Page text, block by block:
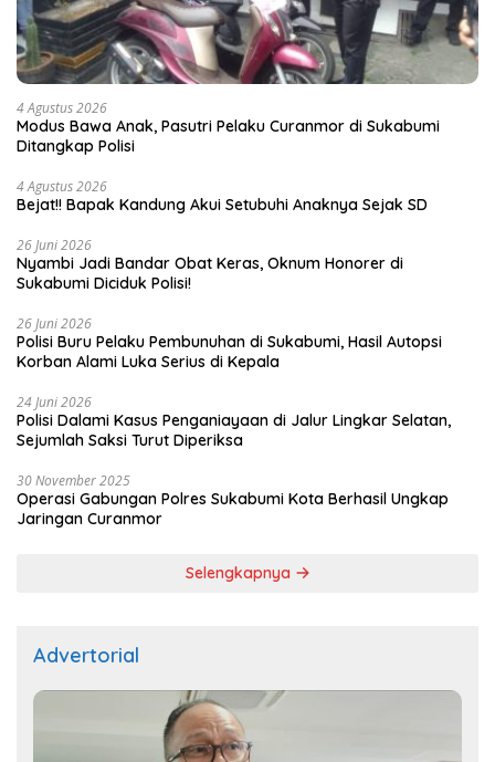
4 Agustus 2026
Modus Bawa Anak, Pasutri Pelaku Curanmor di Sukabumi
Ditangkap Polisi
4 Agustus 2026
Bejat!! Bapak Kandung Akui Setubuhi Anaknya Sejak SD
26 Juni 2026
Nyambi Jadi Bandar Obat Keras, Oknum Honorer di
Sukabumi Diciduk Polisi!
26 Juni 2026
Polisi Buru Pelaku Pembunuhan di Sukabumi, Hasil Autopsi
Korban Alami Luka Serius di Kepala
24 Juni 2026
Polisi Dalami Kasus Penganiayaan di Jalur Lingkar Selatan,
Sejumlah Saksi Turut Diperiksa
30 November 2025
Operasi Gabungan Polres Sukabumi Kota Berhasil Ungkap
Jaringan Curanmor
Selengkapnya
Advertorial